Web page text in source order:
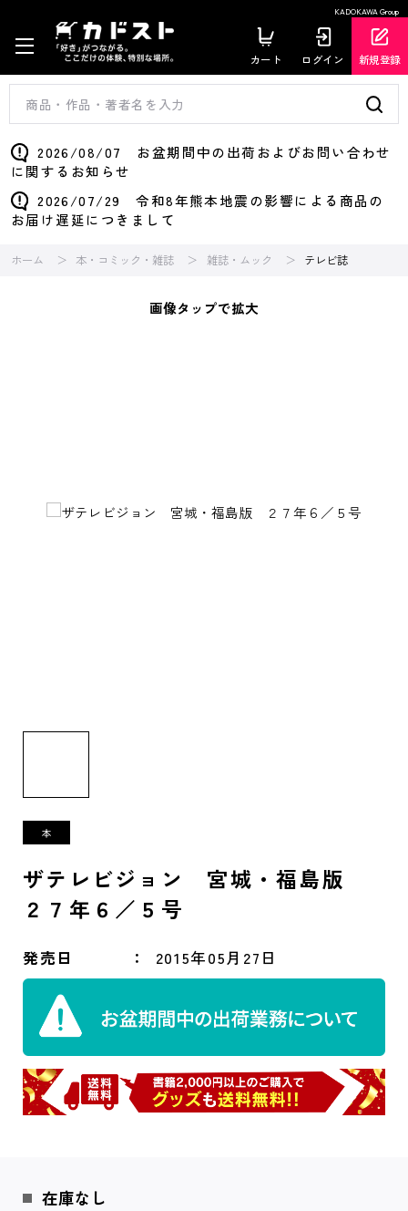
KADOKAWA Group
カート ログイン 新規登録
2026/08/07 お盆期間中の出荷およびお問い合わせ
に関するお知らせ
2026/07/29 令和8年熊本地震の影響による商品の
お届け遅延につきまして
ホーム 本・コミック・雑誌 雑誌・ムック テレビ誌
画像タップで拡大
ザテレビジョン 宮城・福島版
２７年６／５号
発売日 2015年05月27日
在庫なし